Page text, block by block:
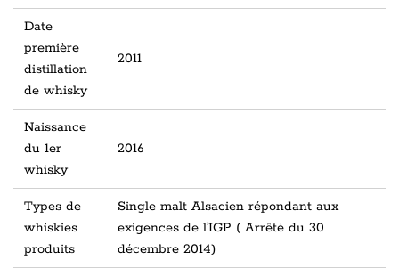
Date
première
distillation
de whisky
2011
Naissance
du 1er
whisky
2016
Types de
whiskies
produits
Single malt Alsacien répondant aux
exigences de l’IGP ( Arrêté du 30
décembre 2014)